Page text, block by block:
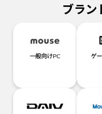
ブラン
一般向けPC ゲ